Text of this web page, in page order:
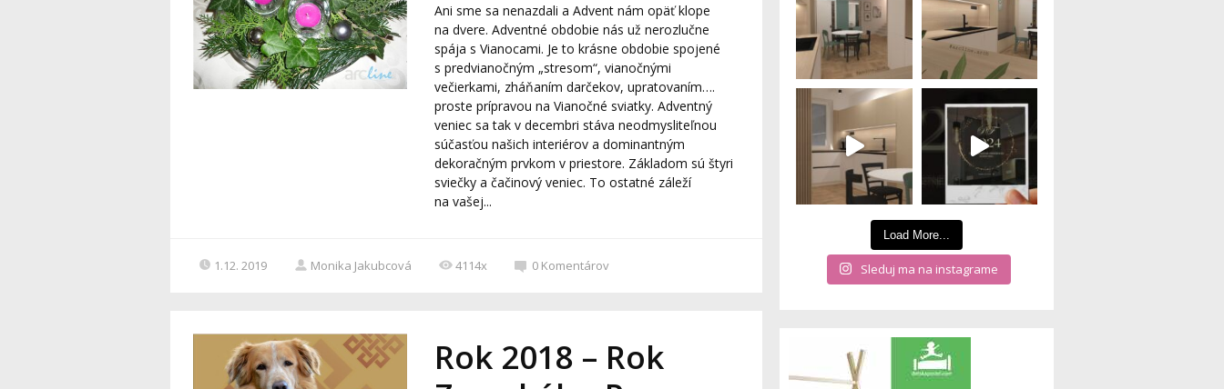
Ani sme sa nenazdali a Advent nám opäť klope
na dvere. Adventné obdobie nás už nerozlučne
spája s Vianocami. Je to krásne obdobie spojené
s predvianočným „stresom“, vianočnými
večierkami, zháňaním darčekov, upratovaním….
proste prípravou na Vianočné sviatky. Adventný
veniec sa tak v decembri stáva neodmysliteľnou
súčasťou našich interiérov a dominantným
dekoračným prvkom v priestore. Základom sú štyri
sviečky a čačinový veniec. To ostatné záleží
na vašej...
1.12. 2019 Monika Jakubcová 4114x 0 Komentárov
Rok 2018 – Rok
Load More...
Sleduj ma na instagrame